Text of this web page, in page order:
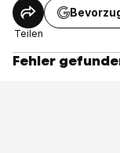
Teilen
Fehler